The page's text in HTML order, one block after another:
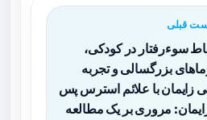
قبلی
سوءرفتار در کودکی،
بزرگسالی و تجربه
زایمان با علائم استرس پس
مروری بر یک مطالعه